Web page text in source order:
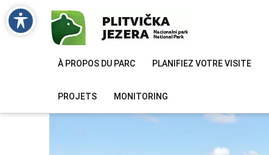
À PROPOS DU PARC PLANIFIEZ VOTRE VISITE
PROJETS MONITORING